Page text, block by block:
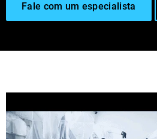
Fale com um especialista